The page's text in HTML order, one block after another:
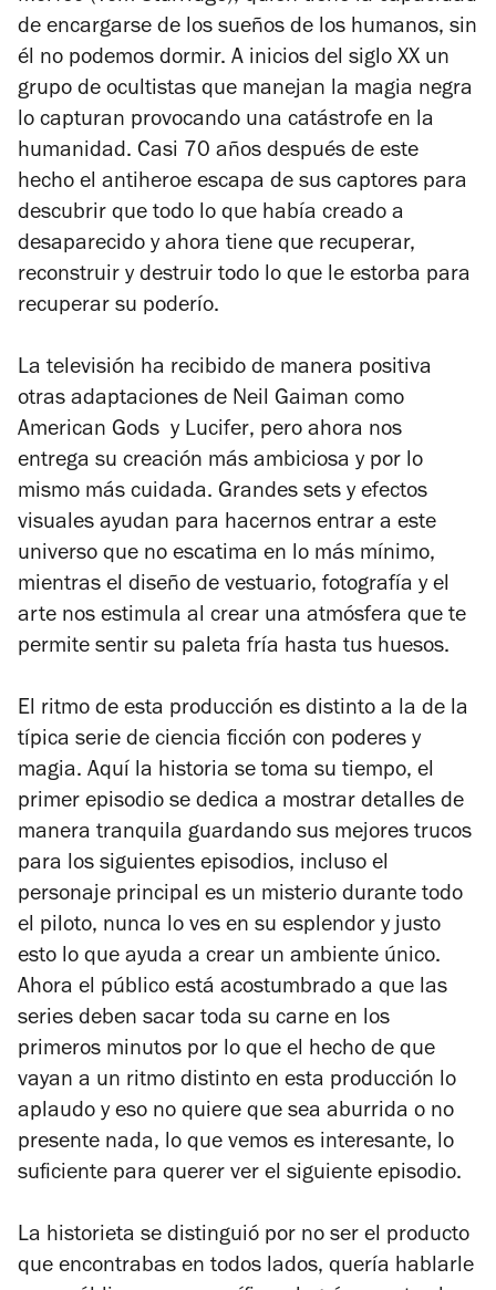
de encargarse de los sueños de los humanos, sin
él no podemos dormir. A inicios del siglo XX un
grupo de ocultistas que manejan la magia negra
lo capturan provocando una catástrofe en la
humanidad. Casi 70 años después de este
hecho el antiheroe escapa de sus captores para
descubrir que todo lo que había creado a
desaparecido y ahora tiene que recuperar,
reconstruir y destruir todo lo que le estorba para
recuperar su poderío.
La televisión ha recibido de manera positiva
otras adaptaciones de Neil Gaiman como
American Gods y Lucifer, pero ahora nos
entrega su creación más ambiciosa y por lo
mismo más cuidada. Grandes sets y efectos
visuales ayudan para hacernos entrar a este
universo que no escatima en lo más mínimo,
mientras el diseño de vestuario, fotografía y el
arte nos estimula al crear una atmósfera que te
permite sentir su paleta fría hasta tus huesos.
El ritmo de esta producción es distinto a la de la
típica serie de ciencia ficción con poderes y
magia. Aquí la historia se toma su tiempo, el
primer episodio se dedica a mostrar detalles de
manera tranquila guardando sus mejores trucos
para los siguientes episodios, incluso el
personaje principal es un misterio durante todo
el piloto, nunca lo ves en su esplendor y justo
esto lo que ayuda a crear un ambiente único.
Ahora el público está acostumbrado a que las
series deben sacar toda su carne en los
primeros minutos por lo que el hecho de que
vayan a un ritmo distinto en esta producción lo
aplaudo y eso no quiere que sea aburrida o no
presente nada, lo que vemos es interesante, lo
suficiente para querer ver el siguiente episodio.
La historieta se distinguió por no ser el producto
que encontrabas en todos lados, quería hablarle